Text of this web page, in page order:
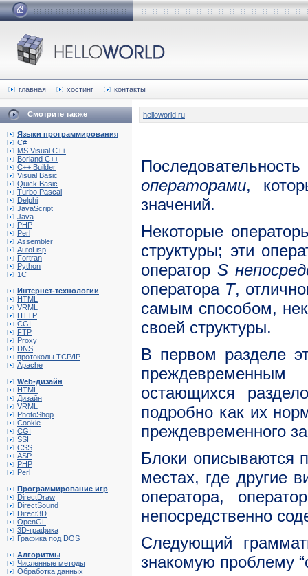
главная хостинг контакты
Смотрите также
Языки программирования
C#
MS Visual C++
Borland C++
C++ Builder
Visual Basic
Quick Basic
Turbo Pascal
Delphi
JavaScript
Java
PHP
Perl
Assembler
AutoLisp
Fortran
Python
1C
Интернет-технологии
HTML
VRML
HTTP
CGI
FTP
Proxy
DNS
протоколы TCP/IP
Apache
Web-дизайн
HTML
Дизайн
VRML
PhotoShop
Cookie
CGI
SSI
CSS
ASP
PHP
Perl
Программирование игр
DirectDraw
DirectSound
Direct3D
OpenGL
3D-графика
Графика под DOS
Алгоритмы
Численные методы
Обработка данных
helloworld.ru
операторами,
значений.
Некоторые
структуры; эти
оператор S
оператора T,
самым способом,
своей структуры.
В первом разделе
остающихся
подробно как их
преждевременного
Блоки описываются
местах, где другие
оператора,
непосредственно
Следующий
знакомую проблему